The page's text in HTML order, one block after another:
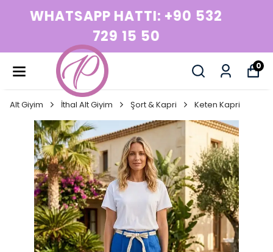
WHATSAPP HATTI: +90 532
729 15 50
0
Alt Giyim İthal Alt Giyim Şort & Kapri Keten Kapri